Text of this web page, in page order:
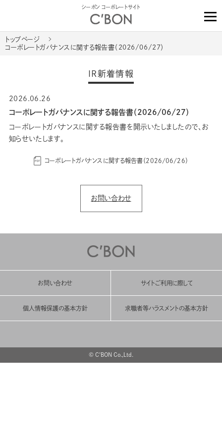
シーボン コーポレートサイト
トップページ
コーポレートガバナンスに関する報告書（2026/06/27）
IR新着情報
2026.06.26
コーポレートガバナンスに関する報告書（2026/06/27）
コーポレートガバナンスに関する報告書を開示いたしましたので、お
知らせいたします。
コーポレートガバナンスに関する報告書（2026/06/26）
お問い合わせ
お問い合わせ サイトご利用に際して
個人情報保護の基本方針 求職者等ハラスメントの基本方針
© C'BON Co.,Ltd.